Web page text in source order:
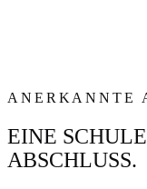
ANERKANNTE
EINE
ABSCHLUSS.